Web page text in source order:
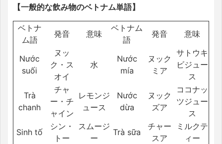
【一般的な飲み物のベトナム単語】
ベトナ
ム語
発音 意味
ベトナム
語
発音 意味
Nước
suối
ヌッ
ク・ス
オイ
水
Nước
mía
ヌック
ミア
サトウキ
ビジュー
ス
Trà
chanh
チャ
ー・チ
ャイン
レモンジ
ュース
Nước
dừa
ヌック
ズア
ココナッ
ツジュー
ス
Sinh tố
シン・
トー
スムージ
ー
Trà sữa
チャー
スア
ミルクテ
ィー